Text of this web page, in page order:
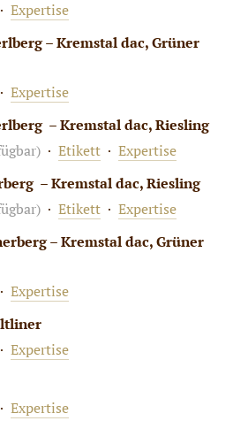
· Expertise
– Kremstal dac, Grüner
· Expertise
– Kremstal dac, Riesling
· Etikett · Expertise
– Kremstal dac, Riesling
· Etikett · Expertise
– Kremstal dac, Grüner
· Expertise
· Expertise
· Expertise